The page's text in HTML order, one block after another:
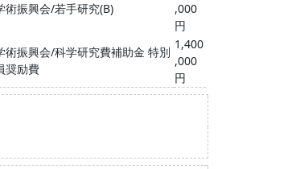
術振興会/若手研究(B)
,000
円
術振興会/科学研究費補助金 特別
奨励費
1,400
,000
円